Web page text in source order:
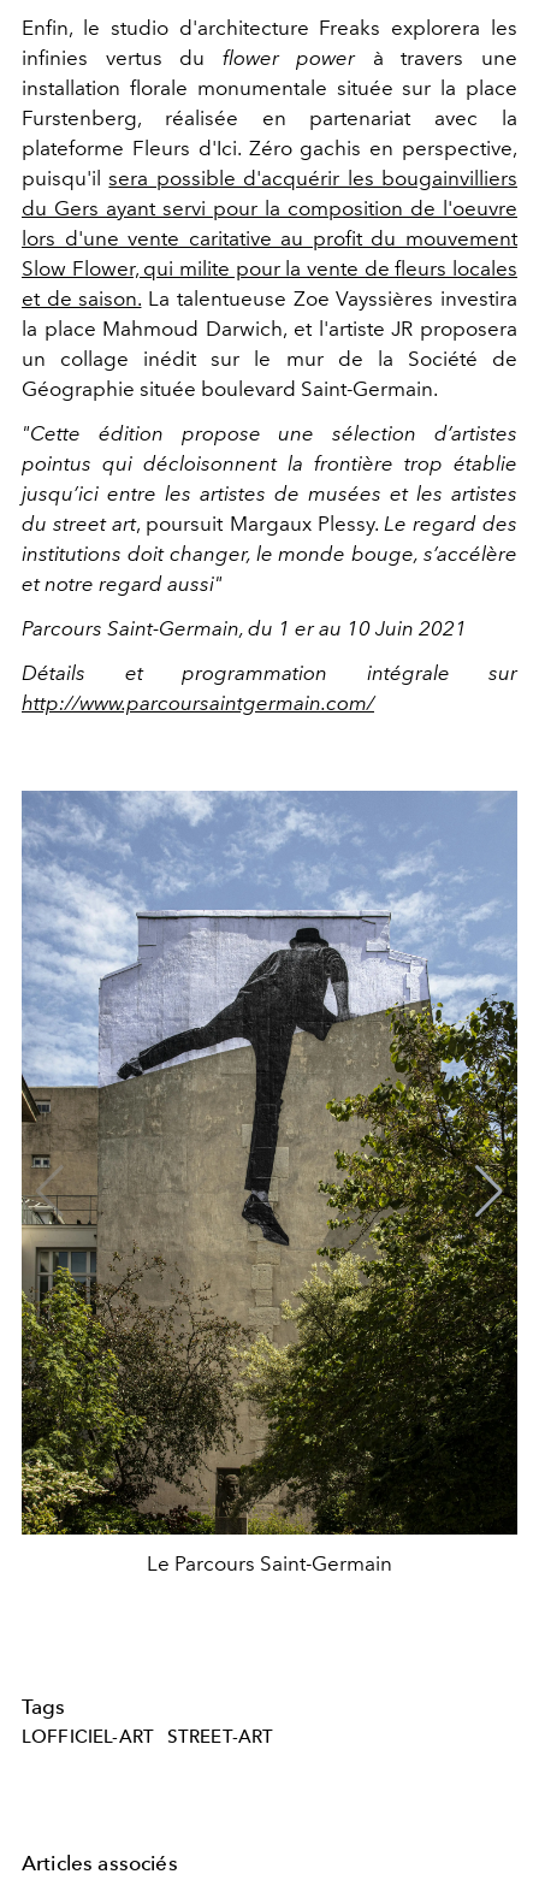
Enfin, le studio d'architecture Freaks explorera les
infinies vertus du flower power à travers une
installation florale monumentale située sur la place
Furstenberg, réalisée en partenariat avec la
plateforme Fleurs d'Ici. Zéro gachis en perspective,
puisqu'ilsera possible d'acquérir les bougainvilliers
du Gers ayant servi pour la composition de l'oeuvre
lors d'une vente caritative au profit du mouvement
Slow Flower, qui milite pour la vente de fleurs locales
et de saison. La talentueuse Zoe Vayssières investira
la place Mahmoud Darwich, et l'artiste JR proposera
un collage inédit sur le mur de la Société de
Géographie située boulevard Saint-Germain.
"Cette édition propose une sélection d’artistes
pointus qui décloisonnent la frontière trop établie
jusqu’ici entre les artistes de musées et les artistes
du street art, poursuit Margaux Plessy. Le regard des
institutions doit changer, le monde bouge, s’accélère
et notre regard aussi"
Parcours Saint-Germain, du 1 er au 10 Juin 2021
Détails et programmation intégrale sur
http://www.parcoursaintgermain.com/
Le Parcours Saint-Germain
Tags
LOFFICIEL-ART STREET-ART
Articles associés